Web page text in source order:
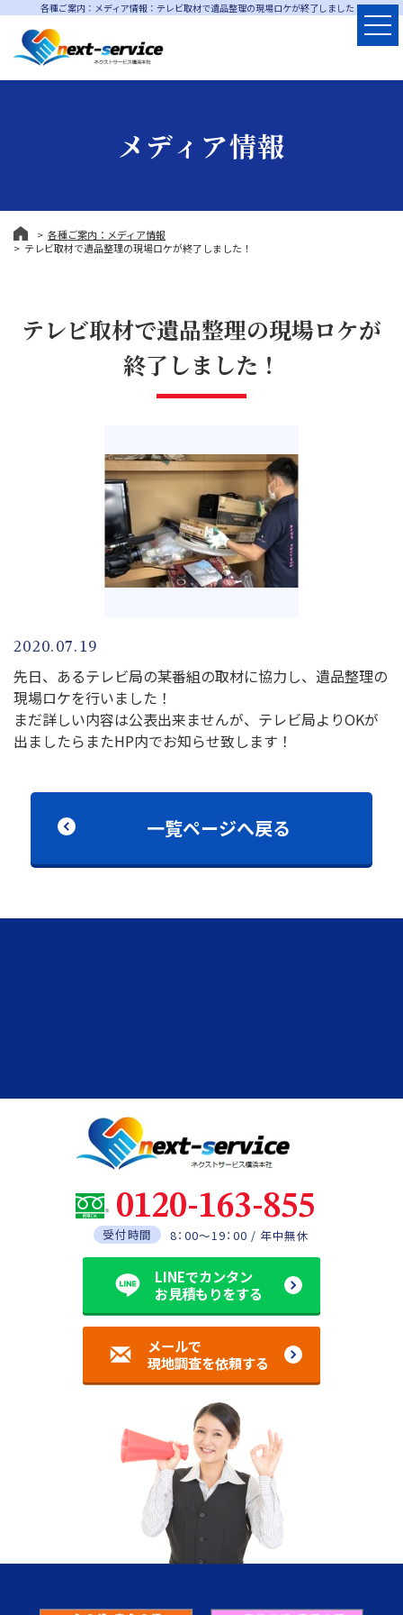
各種ご案内：メディア情報：テレビ取材で遺品整理の現場ロケが終了しました！
メディア情報
各種ご案内：メディア情報
テレビ取材で遺品整理の現場ロケが終了しました！
テレビ取材で遺品整理の現場ロケが
終了しました！
2020.07.19
先日、あるテレビ局の某番組の取材に協力し、遺品整理の
現場ロケを行いました！
まだ詳しい内容は公表出来ませんが、テレビ局よりOKが
出ましたらまたHP内でお知らせ致します！
一覧ページへ戻る
0120-163-855
受付時間 8：00～19：00 / 年中無休
LINEでカンタン
お見積もりをする
メールで
現地調査を依頼する